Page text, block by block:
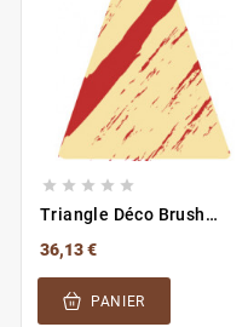
    
Triangle Déco Brush
36,13 €
PANIER